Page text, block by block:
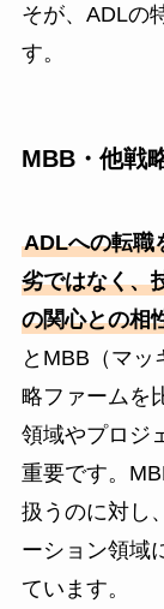
そが、ADLの
す。
MBB・他戦
ADLへの転職
劣ではなく、
の関心との相
とMBB（マッ
略ファームを
領域やプロジ
重要です。
扱うのに対し
ーション領域
ています。